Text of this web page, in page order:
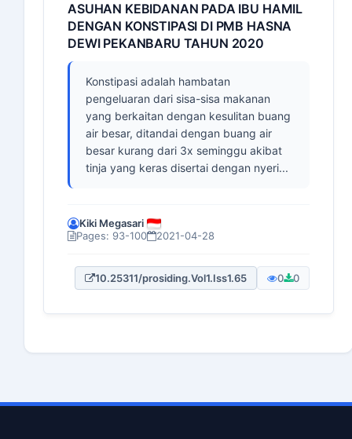
ASUHAN KEBIDANAN PADA IBU HAMIL
DENGAN KONSTIPASI DI PMB HASNA
DEWI PEKANBARU TAHUN 2020
Konstipasi adalah hambatan
pengeluaran dari sisa-sisa makanan
yang berkaitan dengan kesulitan buang
air besar, ditandai dengan buang air
besar kurang dari 3x seminggu akibat
tinja yang keras disertai dengan nyeri...
Kiki Megasari
Pages: 93-100
2021-04-28
10.25311/prosiding.Vol1.Iss1.65 0 0